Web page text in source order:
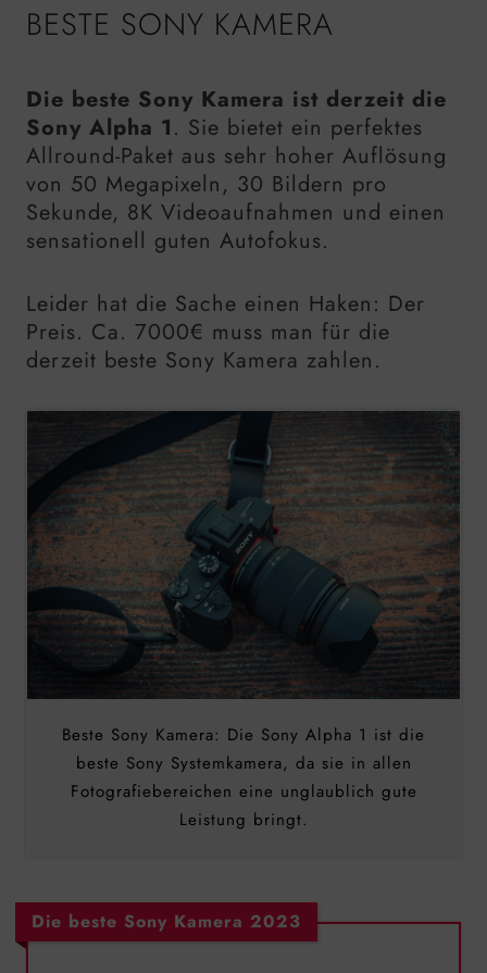
BESTE SONY KAMERA
Die beste Sony Kamera ist derzeit die
Sony Alpha 1. Sie bietet ein perfektes
Allround-Paket aus sehr hoher Auflösung
von 50 Megapixeln, 30 Bildern pro
Sekunde, 8K Videoaufnahmen und einen
sensationell guten Autofokus.
Leider hat die Sache einen Haken: Der
Preis. Ca. 7000€ muss man für die
derzeit beste Sony Kamera zahlen.
Beste Sony Kamera: Die Sony Alpha 1 ist die
beste Sony Systemkamera, da sie in allen
Fotografiebereichen eine unglaublich gute
Leistung bringt.
Die beste Sony Kamera 2023